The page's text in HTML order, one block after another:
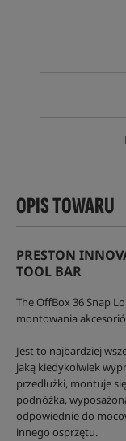
OPIS TOWARU
PRESTON
TOOL BAR
The OffBox 36 Snap
montowania
Jest to najbardziej
jaką kiedykolwiek
przedłużki, montuje
podnóżka,
odpowiednie do
innego osprzętu.